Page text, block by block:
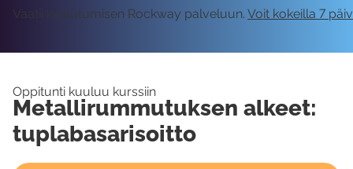
Vaatii kirjautumisen Rockway palveluun. Voit kokeilla 7
Oppitunti kuuluu kurssiin
Metallirummutuksen alkeet:
tuplabasarisoitto